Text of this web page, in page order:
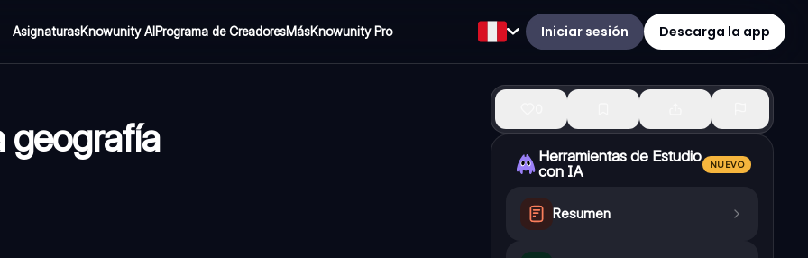
AsignaturasKnowunity AIPrograma de CreadoresMásKnowunity Pro Iniciar sesión Descarga la app
geografía
Herramientas de Estudio
con IA
NUEVO
Resumen